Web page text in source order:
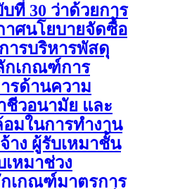
ที่ 30 ว่าด้วยการ
าศนโยบายจัดซื้อ
ารบริหารพัสดุ
กเกณฑ์การ
รด้านความ
ชีวอนามัย และ
มในการทำงาน
าง ผู้รับเหมาชั้น
หมาช่วง
เกณฑ์มาตรการ